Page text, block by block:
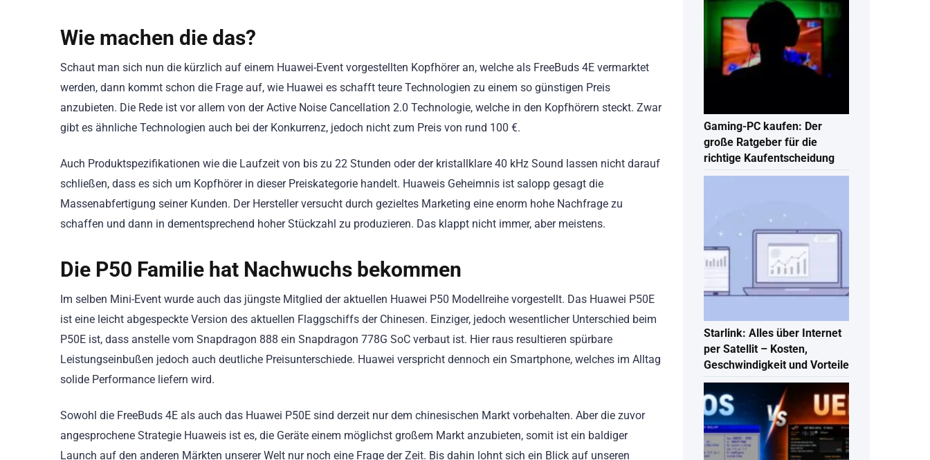
Wie machen die das?
Schaut man sich nun die kürzlich auf einem Huawei-Event vorgestellten Kopfhörer an, welche als FreeBuds 4E vermarktet
werden, dann kommt schon die Frage auf, wie Huawei es schafft teure Technologien zu einem so günstigen Preis
anzubieten. Die Rede ist vor allem von der Active Noise Cancellation 2.0 Technologie, welche in den Kopfhörern steckt. Zwar
gibt es ähnliche Technologien auch bei der Konkurrenz, jedoch nicht zum Preis von rund 100 €.
Auch Produktspezifikationen wie die Laufzeit von bis zu 22 Stunden oder der kristallklare 40 kHz Sound lassen nicht darauf
schließen, dass es sich um Kopfhörer in dieser Preiskategorie handelt. Huaweis Geheimnis ist salopp gesagt die
Massenabfertigung seiner Kunden. Der Hersteller versucht durch gezieltes Marketing eine enorm hohe Nachfrage zu
schaffen und dann in dementsprechend hoher Stückzahl zu produzieren. Das klappt nicht immer, aber meistens.
Die P50 Familie hat Nachwuchs bekommen
Im selben Mini-Event wurde auch das jüngste Mitglied der aktuellen Huawei P50 Modellreihe vorgestellt. Das Huawei P50E
ist eine leicht abgespeckte Version des aktuellen Flaggschiffs der Chinesen. Einziger, jedoch wesentlicher Unterschied beim
P50E ist, dass anstelle vom Snapdragon 888 ein Snapdragon 778G SoC verbaut ist. Hier raus resultieren spürbare
Leistungseinbußen jedoch auch deutliche Preisunterschiede. Huawei verspricht dennoch ein Smartphone, welches im Alltag
solide Performance liefern wird.
Sowohl die FreeBuds 4E als auch das Huawei P50E sind derzeit nur dem chinesischen Markt vorbehalten. Aber die zuvor
angesprochene Strategie Huaweis ist es, die Geräte einem möglichst großem Markt anzubieten, somit ist ein baldiger
Launch auf den anderen Märkten unserer Welt nur noch eine Frage der Zeit. Bis dahin lohnt sich ein Blick auf unseren
Gaming-PC kaufen: Der
große Ratgeber für die
richtige Kaufentscheidung
Starlink: Alles über Internet
per Satellit – Kosten,
Geschwindigkeit und Vorteile